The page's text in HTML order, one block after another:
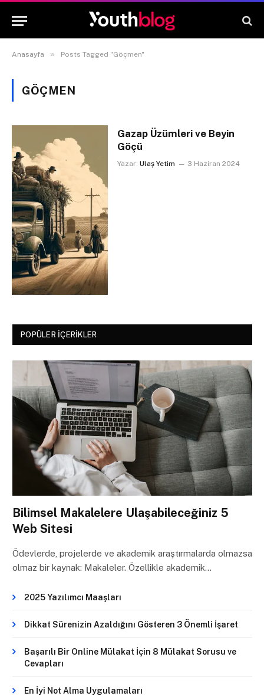
Anasayfa » Posts Tagged "Göçmen"
GÖÇMEN
Gazap Üzümleri ve Beyin
Göçü
Yazar: Ulaş Yetim 3 Haziran 2024
POPÜLER İÇERIKLER
Bilimsel Makalelere Ulaşabileceğiniz 5
Web Sitesi
Ödevlerde, projelerde ve akademik araştırmalarda olmazsa
olmaz bir kaynak: Makaleler. Özellikle akademik…
2025 Yazılımcı Maaşları
Dikkat Sürenizin Azaldığını Gösteren 3 Önemli İşaret
Başarılı Bir Online Mülakat İçin 8 Mülakat Sorusu ve
Cevapları
En İyi Not Alma Uygulamaları